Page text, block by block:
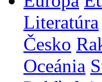
Literatúra
Česko
Oceánia